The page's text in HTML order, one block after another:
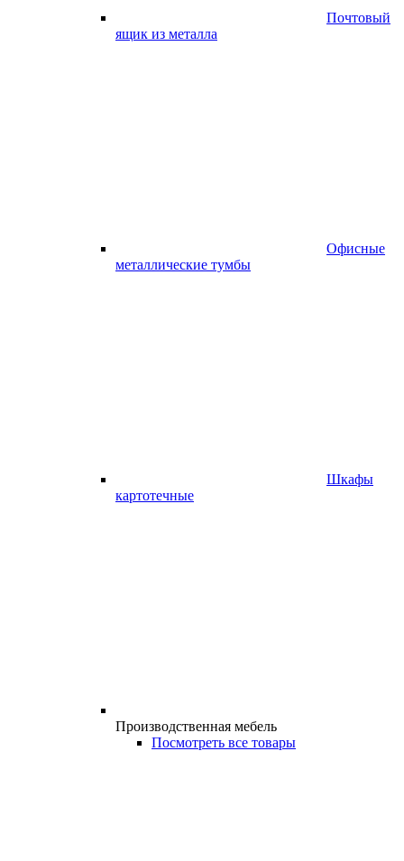
Почтовый
ящик из металла
Офисные
металлические тумбы
Шкафы
картотечные
Производственная мебель
Посмотреть все товары